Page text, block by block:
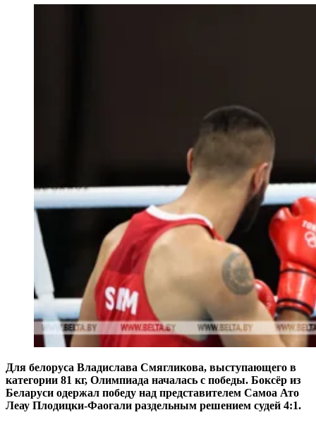
Для белоруса Владислава Смягликова, выступающего в
категории 81 кг, Олимпиада началась с победы. Боксёр из
Беларуси одержал победу над представителем Самоа Ато
Леау Плодицки-Фаогали раздельным решением судей 4:1.